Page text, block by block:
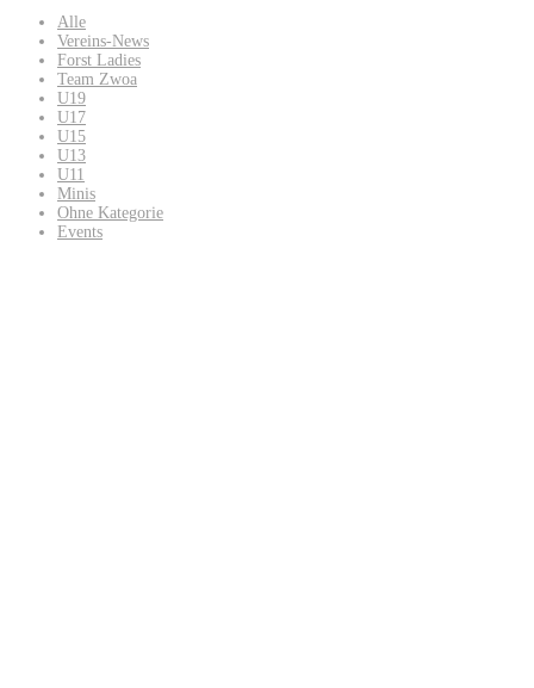
Alle
Vereins-News
Forst Ladies
Team Zwoa
U19
U17
U15
U13
U11
Minis
Ohne Kategorie
Events